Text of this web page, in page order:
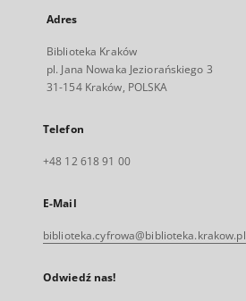
Adres
Biblioteka Kraków
pl. Jana Nowaka Jeziorańskiego 3
31-154 Kraków, POLSKA
Telefon
+48 12 618 91 00
E-Mail
biblioteka.cyfrowa@biblioteka.krakow.pl
Odwiedź nas!